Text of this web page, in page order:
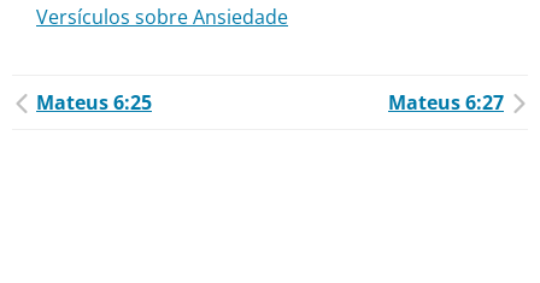
Versículos sobre Ansiedade
Mateus 6:25 Mateus 6:27